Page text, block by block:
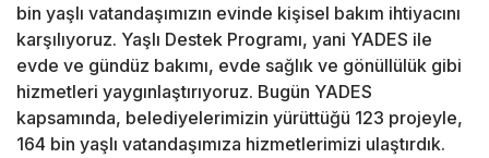
bin yaşlı vatandaşımızın evinde kişisel bakım ihtiyacını
karşılıyoruz. Yaşlı Destek Programı, yani YADES ile
evde ve gündüz bakımı, evde sağlık ve gönüllülük gibi
hizmetleri yaygınlaştırıyoruz. Bugün YADES
kapsamında, belediyelerimizin yürüttüğü 123 projeyle,
164 bin yaşlı vatandaşımıza hizmetlerimizi ulaştırdık.